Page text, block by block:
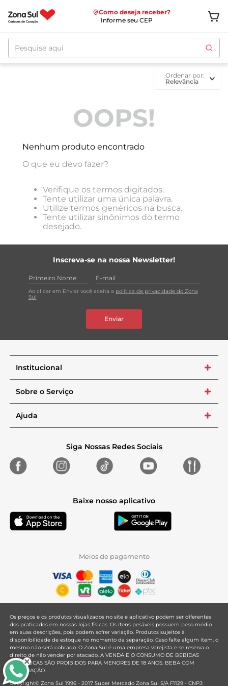
Como deseja receber?
Informe seu CEP
Pesquise aqui
ordenar por
Relevância
OOPS!
Nenhum produto encontrado
O que eu devo fazer?
Verifique os termos digitados.
Tente utilizar uma única palavra.
Utilize termos genéricos na busca.
Tente utilizar sinônimos do termo
desejado.
Inscreva-se na nossa Newsletter!
Ao clicar em Enviar você aceita a política de privacidade do Zona
Sul
Enviar
Institucional +
Sobre o Serviço +
Ajuda +
Siga Nossas Redes Sociais
Baixe nosso aplicativo
Meios de pagamento
Os preços e os produtos visualizados no site e aplicativo podem ser diferentes
dos praticados em nossas lojas físicas. Os itens pesáveis possuem peso médio
em suas descrições, pois podem sofrer variação. Produtos sujeitos à
disponibilidade de estoque no momento da separação. Caso falte algum item, o
mesmo não será cobrado. O Zona Sul é uma empresa varejista e se reserva o
direito de não vender por atacado. A VENDA E O CONSUMO DE BEBIDAS
ALCOÓLICAS SÃO PROIBIDOS PARA MENORES DE 18 ANOS. BEBA COM
MODERAÇÃO.
Copyright© Zona Sul 1996 - 2017 Super Mercado Zona Sul S/A F1129 - CNPJ: